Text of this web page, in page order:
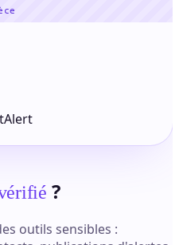
?
outils sensibles :